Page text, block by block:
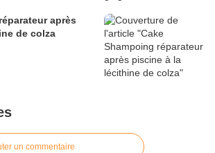
après
de colza
un commentaire